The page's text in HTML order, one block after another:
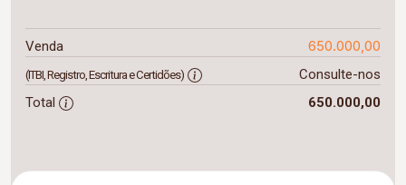
Venda 650.000,00
(ITBI, Registro, Escritura e Certidões)
Consulte-nos
Total
650.000,00